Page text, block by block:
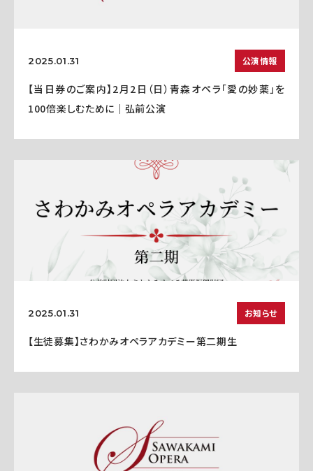
2025.01.31 公演情報
【当日券のご案内】2月2日（日）青森オペラ「愛の妙薬」を
100倍楽しむために｜弘前公演
2025.01.31 お知らせ
【生徒募集】さわかみオペラアカデミー第二期生